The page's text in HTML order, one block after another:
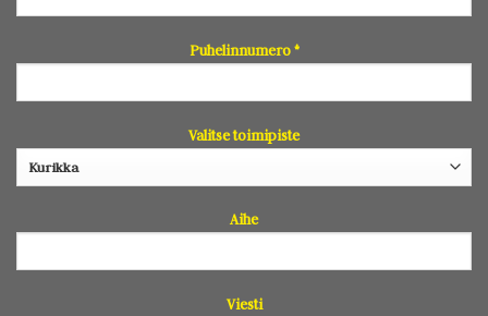
Puhelinnumero *
Valitse toimipiste
Aihe
Viesti